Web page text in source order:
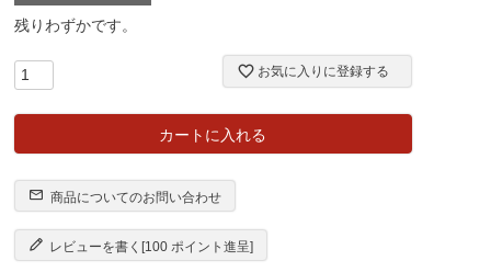
残りわずかです。
お気に入りに登録する
カートに入れる
商品についてのお問い合わせ
レビューを書く[100 ポイント進呈]